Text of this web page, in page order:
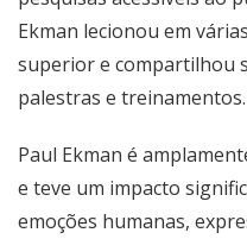
Ekman lecionou em
superior e compartilhou
palestras e treinamentos.
Paul Ekman é
e teve um impacto
emoções humanas,